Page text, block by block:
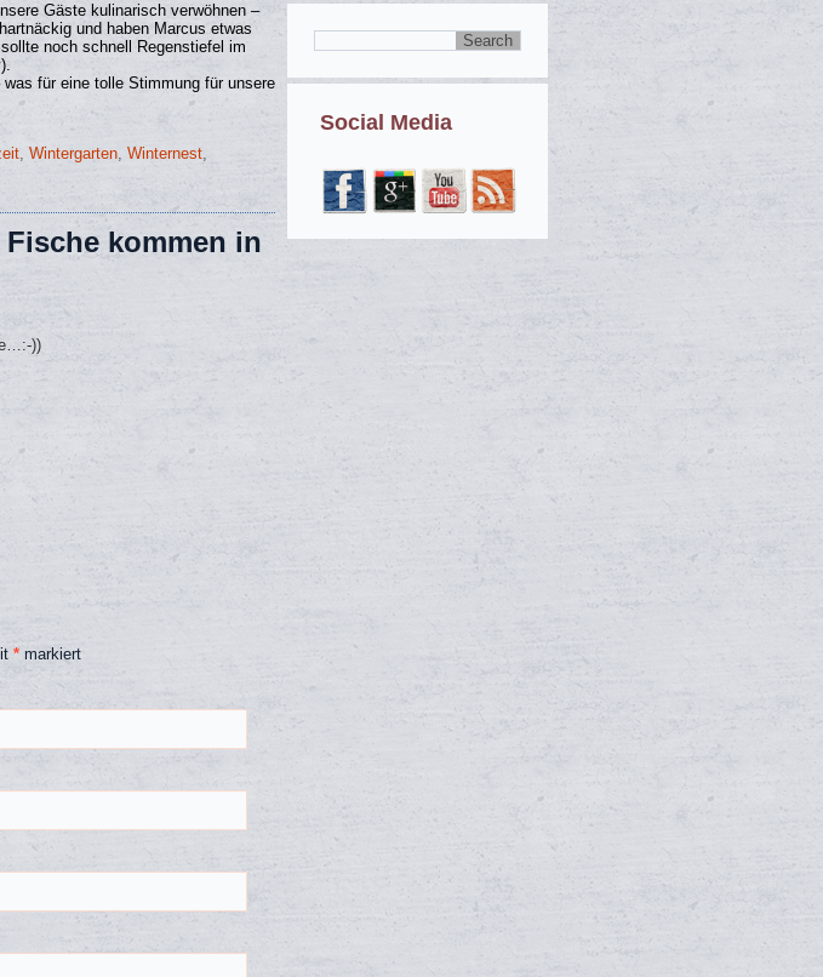
Gäste kulinarisch verwöhnen –
und haben Marcus etwas
noch schnell Regenstiefel im
für eine tolle Stimmung für unsere
, Wintergarten, Winternest,
kommen in
))
* markiert
Social Media